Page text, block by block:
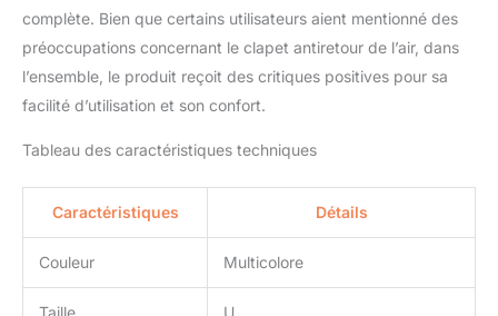
complète. Bien que certains utilisateurs aient mentionné des
préoccupations concernant le clapet antiretour de l’air, dans
l’ensemble, le produit reçoit des critiques positives pour sa
facilité d’utilisation et son confort.
Tableau des caractéristiques techniques
Caractéristiques Détails
Couleur Multicolore
Taille U